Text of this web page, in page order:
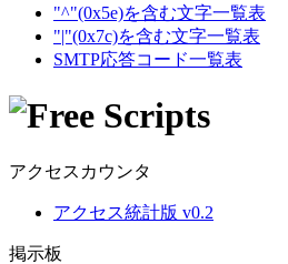
"^"(0x5e)を含む文字一覧表
"|"(0x7c)を含む文字一覧表
SMTP応答コード一覧表
アクセスカウンタ
アクセス統計版 v0.2
掲示板